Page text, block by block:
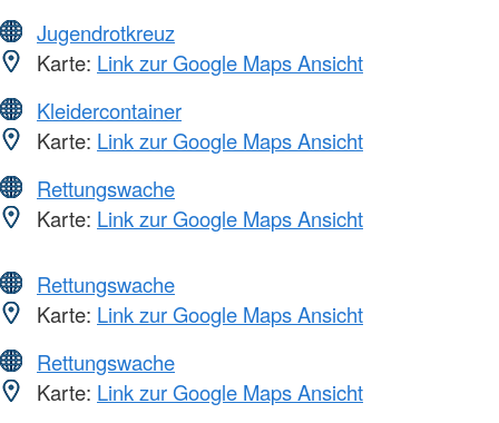
Jugendrotkreuz
Karte: Link zur Google Maps Ansicht
Kleidercontainer
Karte: Link zur Google Maps Ansicht
Rettungswache
Karte: Link zur Google Maps Ansicht
Rettungswache
Karte: Link zur Google Maps Ansicht
Rettungswache
Karte: Link zur Google Maps Ansicht